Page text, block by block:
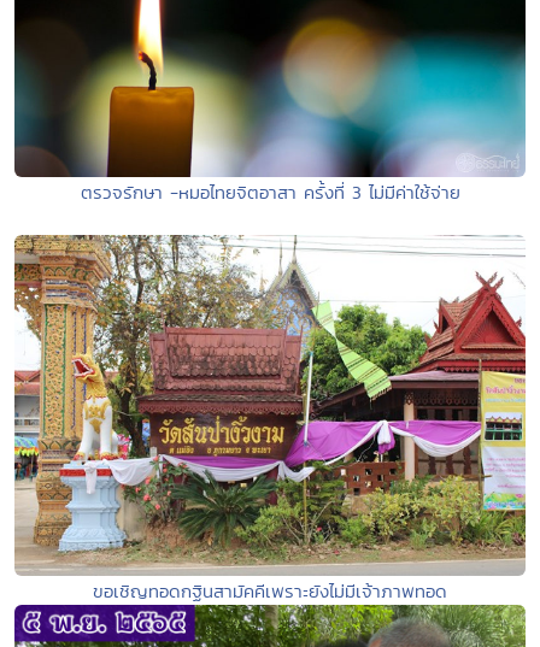
ตรวจรักษา -หมอไทยจิตอาสา ครั้งที่ 3 ไม่มีค่าใช้จ่าย
ขอเชิญทอดกฐินสามัคคีเพราะยังไม่มีเจ้าภาพทอด